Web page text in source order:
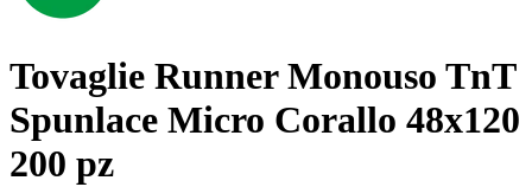
Tovaglie Runner Monouso TnT
Spunlace Micro Corallo 48x120
200 pz